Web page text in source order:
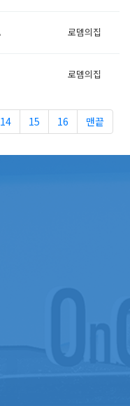
로뎀의집
로뎀의집
14 15 16 맨끝